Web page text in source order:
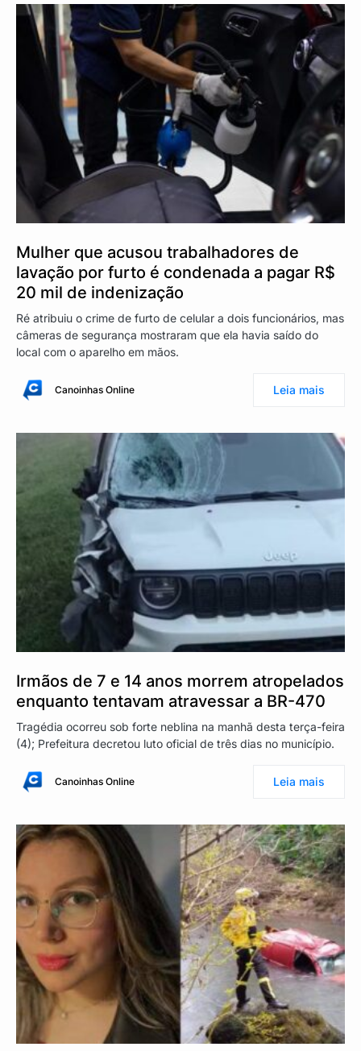
Mulher que acusou trabalhadores de
lavação por furto é condenada a pagar R$
20 mil de indenização
Ré atribuiu o crime de furto de celular a dois funcionários, mas
câmeras de segurança mostraram que ela havia saído do
local com o aparelho em mãos.
Canoinhas Online Leia mais
Irmãos de 7 e 14 anos morrem atropelados
enquanto tentavam atravessar a BR-470
Tragédia ocorreu sob forte neblina na manhã desta terça-feira
(4); Prefeitura decretou luto oficial de três dias no município.
Canoinhas Online Leia mais